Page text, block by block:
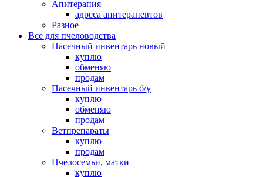
Апитерапия
адреса апитерапевтов
Разное
Все для пчеловодства
Пасечный инвентарь новый
куплю
обменяю
продам
Пасечный инвентарь б/у
куплю
обменяю
продам
Ветпрепараты
куплю
продам
Пчелосемьи, матки
куплю